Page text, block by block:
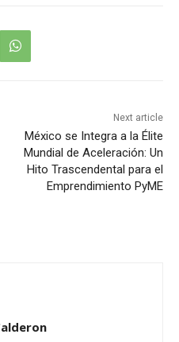
Next article
México se Integra a la Élite
Mundial de Aceleración: Un
Hito Trascendental para el
Emprendimiento PyME